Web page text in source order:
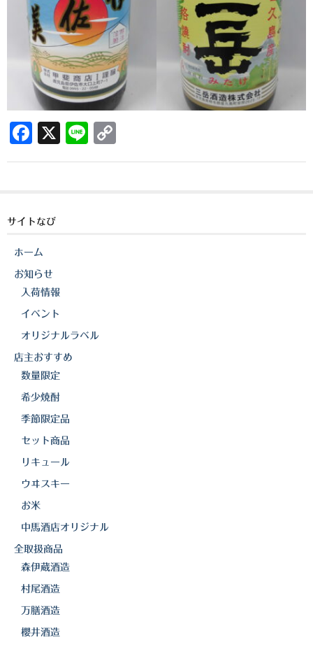
小正醸造
三岳酒造
高良酒造
久保酒造
宮田本店
佐藤酒造
三和酒造
丸西酒造
神川酒造
吹上焼酎
白金酒造
三和酒類
京屋酒造
配送について
特定商取引法の表記
お問合わせ
F
b
o
o
k
X
Li
サイトなび
ホーム
お知らせ
入荷情報
イベント
オリジナルラベル
店主おすすめ
数量限定
希少焼酎
季節限定品
セット商品
リキュール
ウヰスキー
お米
中馬酒店オリジナル
全取扱商品
森伊蔵酒造
村尾酒造
万膳酒造
櫻井酒造